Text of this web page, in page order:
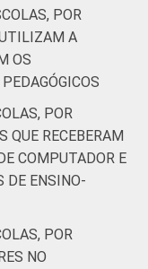
POR
A
OS
POR
QUE RECEBERAM
COMPUTADOR E
DE ENSINO-
POR
NO